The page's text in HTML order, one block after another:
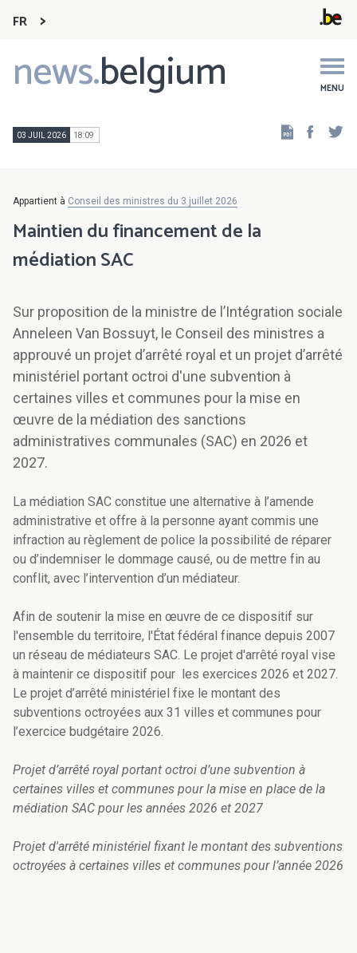
FR
news.belgium MENU
Main
navigation
03 JUIL 2026 18:09
Appartient à Conseil des ministres du 3 juillet 2026
Maintien du financement de la
médiation SAC
Sur proposition de la ministre de l’Intégration sociale
Anneleen Van Bossuyt, le Conseil des ministres a
approuvé un projet d’arrêté royal et un projet d’arrêté
ministériel portant octroi d'une subvention à
certaines villes et communes pour la mise en
œuvre de la médiation des sanctions
administratives communales (SAC) en 2026 et
2027.
La médiation SAC constitue une alternative à l’amende
administrative et offre à la personne ayant commis une
infraction au règlement de police la possibilité de réparer
ou d’indemniser le dommage causé, ou de mettre fin au
conflit, avec l’intervention d’un médiateur.
Afin de soutenir la mise en œuvre de ce dispositif sur
l'ensemble du territoire, l'État fédéral finance depuis 2007
un réseau de médiateurs SAC. Le projet d'arrêté royal vise
à maintenir ce dispositif pour les exercices 2026 et 2027.
Le projet d’arrêté ministériel fixe le montant des
subventions octroyées aux 31 villes et communes pour
l’exercice budgétaire 2026.
Projet d’arrêté royal portant octroi d’une subvention à
certaines villes et communes pour la mise en place de la
médiation SAC pour les années 2026 et 2027
Projet d'arrêté ministériel fixant le montant des subventions
octroyées à certaines villes et communes pour l’année 2026